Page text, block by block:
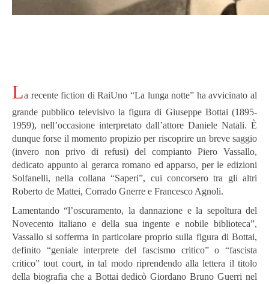
La recente fiction di RaiUno “La lunga notte” ha avvicinato al
grande pubblico televisivo la figura di Giuseppe Bottai (1895-
1959), nell’occasione interpretato dall’attore Daniele Natali. È
dunque forse il momento propizio per riscoprire un breve saggio
(invero non privo di refusi) del compianto Piero Vassallo,
dedicato appunto al gerarca romano ed apparso, per le edizioni
Solfanelli, nella collana “Saperi”, cui concorsero tra gli altri
Roberto de Mattei, Corrado Gnerre e Francesco Agnoli.
Lamentando “l’oscuramento, la dannazione e la sepoltura del
Novecento italiano e della sua ingente e nobile biblioteca”,
Vassallo si sofferma in particolare proprio sulla figura di Bottai,
definito “geniale interprete del fascismo critico” o “fascista
critico” tout court, in tal modo riprendendo alla lettera il titolo
della biografia che a Bottai dedicò Giordano Bruno Guerri nel